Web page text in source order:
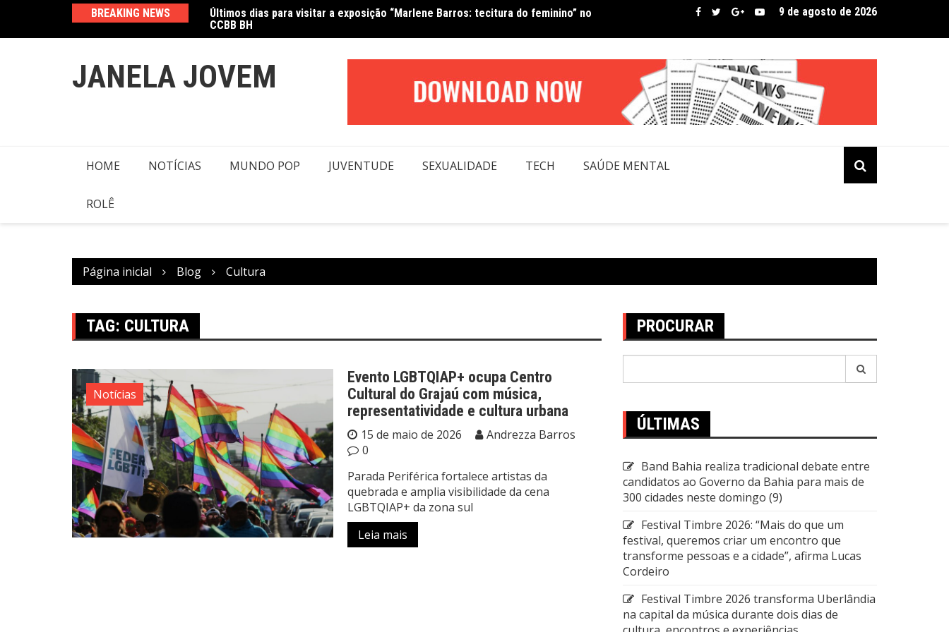
o
BREAKING NEWS
presença no Oscar
Últimos dias para visitar a exposição “Marlene Barros: tecitura do feminino” no
CCBB BH
Amanda Mangili transforma beleza e inclusão em conexão real nas
9 de agosto de 2026
JANELA JOVEM
HOME NOTÍCIAS MUNDO POP JUVENTUDE SEXUALIDADE TECH SAÚDE MENTAL
ROLÊ
Página inicial Blog Cultura
TAG: CULTURA
Notícias
Evento LGBTQIAP+ ocupa Centro
Cultural do Grajaú com música,
representatividade e cultura urbana
15 de maio de 2026
Andrezza Barros
0
Parada Periférica fortalece artistas da
quebrada e amplia visibilidade da cena
LGBTQIAP+ da zona sul
Leia mais
PROCURAR
ÚLTIMAS
Band Bahia realiza tradicional debate entre
candidatos ao Governo da Bahia para mais de
300 cidades neste domingo (9)
Festival Timbre 2026: “Mais do que um
festival, queremos criar um encontro que
transforme pessoas e a cidade”, afirma Lucas
Cordeiro
Festival Timbre 2026 transforma Uberlândia
na capital da música durante dois dias de